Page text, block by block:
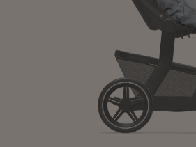
เครื่องปั๊มนม Breast Pump
อุปกรณ์อาบนำ Bathing
อุปกรณ์เสริม Accessories